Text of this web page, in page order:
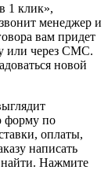
1 клик»,
менеджер и
вам придет
или через СМС.
новой
форму по
оплаты,
написать
найти. Нажмите